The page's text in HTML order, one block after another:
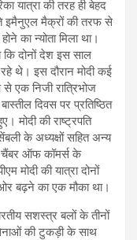
यात्रा की तरह ही बेहद
इमैनुएल मैक्रों की तरफ से
का न्योता मिला था।
कि दोनों देश इस साल
रहे थे। इस दौरान मोदी कई
एक निजी रात्रिभोज
दिवस पर प्रतिष्ठित
मोदी की राष्ट्रपति
के अध्यक्षों सहित अन्य
चैंबर ऑफ कॉमर्स के
मोदी की यात्रा दोनों
बढ़ने का एक मौका था।
सशस्त्र बलों के तीनों
की टुकड़ी के साथ